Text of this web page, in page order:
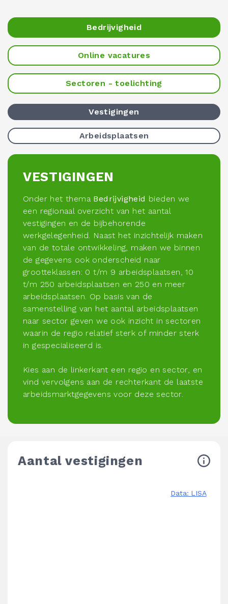
Bedrijvigheid
Online vacatures
Sectoren - toelichting
Vestigingen
Arbeidsplaatsen
VESTIGINGEN
Onder het thema Bedrijvigheid bieden we
een regionaal overzicht van het aantal
vestigingen en de bijbehorende
werkgelegenheid. Naast het inzichtelijk maken
van de totale ontwikkeling, maken we binnen
de gegevens ook onderscheid naar
grootteklassen: 0 t/m 9 arbeidsplaatsen, 10
t/m 250 arbeidsplaatsen en 250 en meer
arbeidsplaatsen. Op basis van de
samenstelling van het aantal arbeidsplaatsen
naar sector geven we ook inzicht in sectoren
waarin de regio relatief sterk of minder sterk
in gespecialiseerd is.
Kies aan de linkerkant een regio en sector, en
vind vervolgens aan de rechterkant de laatste
arbeidsmarktgegevens voor deze sector.
Aantal vestigingen